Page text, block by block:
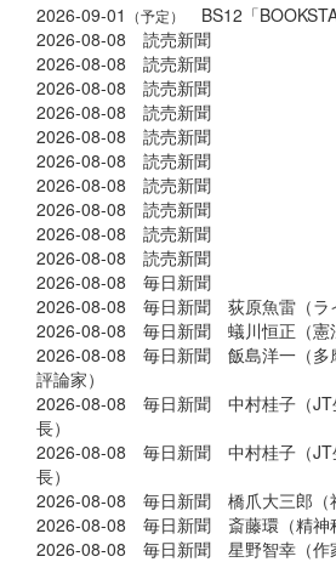
2026-09-01 （予定）
BS12「
2026-08-08 読売新聞
2026-08-08 読売新聞
2026-08-08 読売新聞
2026-08-08 読売新聞
2026-08-08 読売新聞
2026-08-08 読売新聞
2026-08-08 読売新聞
2026-08-08 読売新聞
2026-08-08 読売新聞
2026-08-08 読売新聞
2026-08-08 毎日新聞
2026-08-08 毎日新聞 荻原魚雷（ラ
2026-08-08 毎日新聞 蟻川恒正（憲
2026-08-08 毎日新聞 飯島洋一（多
評論家）
2026-08-08 毎日新聞 中村桂子（JT
長）
2026-08-08 毎日新聞 中村桂子（JT
長）
2026-08-08 毎日新聞 橋爪大三郎（
2026-08-08 毎日新聞 斎藤環（精神
2026-08-08 毎日新聞 星野智幸（作